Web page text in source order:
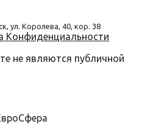
ул. Королева, 40, кор. 38
Конфиденциальности
не являются публичной